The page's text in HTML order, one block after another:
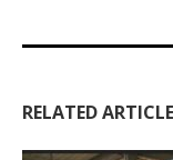
RELATED